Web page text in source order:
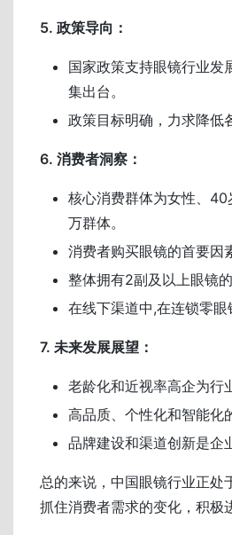
5. 政策导向：
国家政策支持眼镜行业发
集出台。
政策目标明确，力求降低
6. 消费者洞察：
核心消费群体为女性、
万群体。
消费者购买眼镜的首要因
整体拥有2副及以上眼镜
在线下渠道中,在连锁零
7. 未来发展展望：
老龄化和近视率高企为行
高品质、个性化和智能化
品牌建设和渠道创新是企
总的来说，中国眼镜行业正处
抓住消费者需求的变化，积极